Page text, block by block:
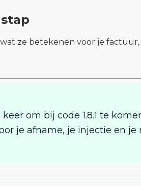
ze betekenen voor je
om bij code 1.8.1 te
je afname, je injectie en